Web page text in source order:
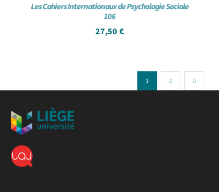
Les Cahiers Internationaux de Psychologie Sociale
106
27,50 €
1 2